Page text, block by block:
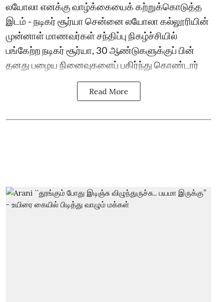
லயோலா எனக்கு வாழ்க்கையைக் கற்றுக்கொடுத்த
இடம் - நடிகர் சூர்யா சென்னை லயோலா கல்லூரியின்
முன்னாள் மாணவர்கள் சந்திப்பு நிகழ்ச்சியில்
பங்கேற்ற நடிகர் சூர்யா, 30 ஆண்டுகளுக்குப் பின்
தனது பழைய நினைவுகளைப் பகிர்ந்து கொண்டார்
Read More